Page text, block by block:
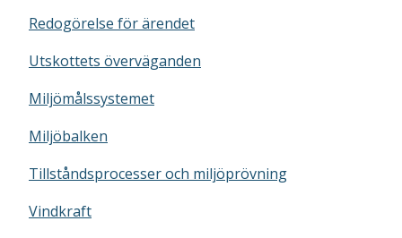
Redogörelse för ärendet
Utskottets överväganden
Miljömålssystemet
Miljöbalken
Tillståndsprocesser och miljöprövning
Vindkraft